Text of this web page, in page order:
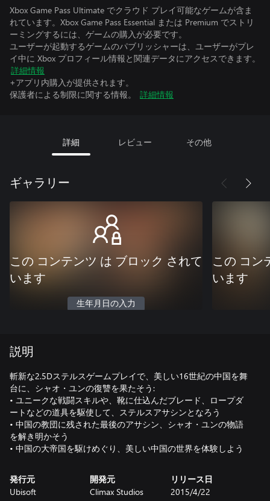
Xbox Game Pass Ultimate でクラウド プレイ可能なゲームが含ま
れています。Xbox Game Pass Essential または Premium でストリ
ーミングするには、ゲームの購入が必要です。
ユーザーが起動するゲームのパブリッシャーは、ユーザーがプレ
イ中に Xbox プロフィール情報と関連データにアクセスできます。
詳細情報
+アプリ内購入が提供されます。
保護者による制限に関する情報。
詳細情報
詳細 レビュー その他
ギャラリー
この コンテンツ は ブロック されて
います
生年月日の入力
この コン
います
説明
斬新な2.5Dステルスゲームプレイで、美しい16世紀の中国を舞
台に、シャオ・ユンの復讐を果たそう:
• ユニークな戦闘スキルや、靴に仕込んだブレード、ロープダ
ートなどの道具を駆使して、ステルスアサシンとなろう
• 中国の教団に残された最後のアサシン、シャオ・ユンの物語
を解き明かそう
• 中国の大帝国を駆けめぐり、美しい中国の世界を体験しよう
発行元
Ubisoft
開発元
Climax Studios
リリース日
2015/4/22